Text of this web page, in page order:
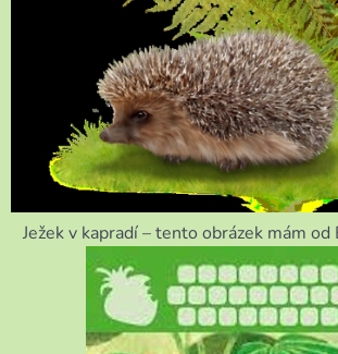
Ježek v kapradí – tento obrázek mám od